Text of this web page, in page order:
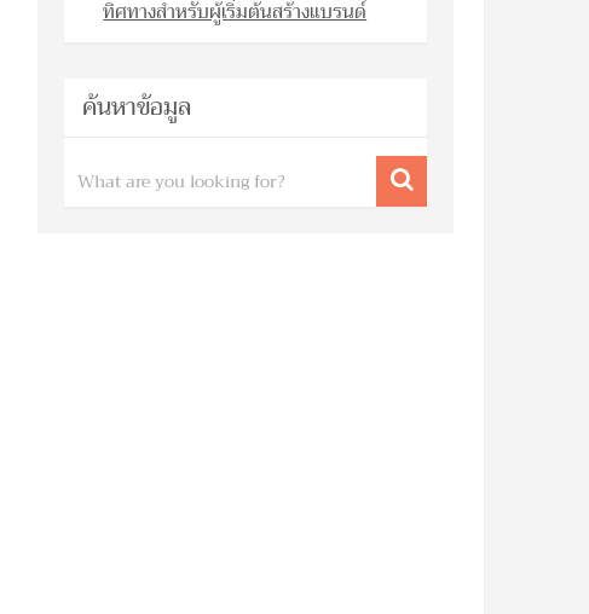
ทิศทางสำหรับผู้เริ่มต้นสร้างแบรนด์
ค้นหาข้อมูล